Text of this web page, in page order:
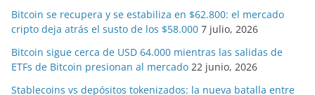
Bitcoin se recupera y se estabiliza en $62.800: el mercado
cripto deja atrás el susto de los $58.000 7 julio, 2026
Bitcoin sigue cerca de USD 64.000 mientras las salidas de
ETFs de Bitcoin presionan al mercado 22 junio, 2026
Stablecoins vs depósitos tokenizados: la nueva batalla entre